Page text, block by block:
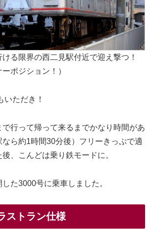
る限界の西二見駅付近で迎え撃つ！
ポジション！）
いただき！
行って帰って来るまでかなり時間があ
なら約1時間30分後）フリーきっぷで適
、こんどは乗り鉄モードに。
た3000号に乗車しました。
ストラン仕様